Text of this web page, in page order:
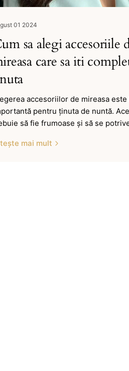
01 2024
sa alegi accesoriile
care sa iti
accesoriilor de mireasa
pentru ținuta de nuntă.
să fie frumoase și să se
mai mult